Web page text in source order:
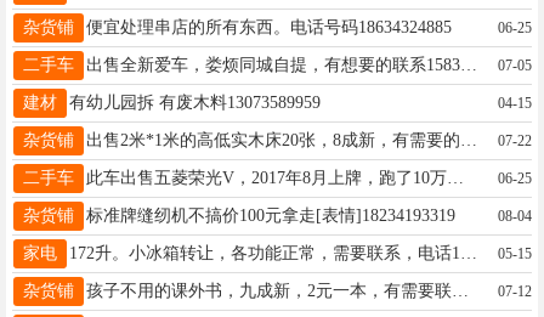
杂货铺 便宜处理串店的所有东西。电话号码18634324885 06-25
二手车 出售全新爱车，娄烦同城自提，有想要的联系15834164911 里面自带炸锅，多功能操作台，灯管，风扇，外接电源都有配 一口价5000，非诚勿扰，嘎嘎新的新车，原价9500 07-05
建材 有幼儿园拆 有废木料13073589959 04-15
杂货铺 07-22
二手车 此车出售五菱荣光V，2017年8月上牌，跑了10万公里，带空调中控电动门窗，车胎刚换了四条，排量1.5个人一手车原版原漆，无事故。车贩子勿扰，电话13453102515 06-25
杂货铺 标准牌缝纫机不搞价100元拿走[表情]18234193319 08-04
家电 05-15
杂货铺 07-12